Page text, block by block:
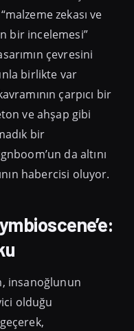
zekası ve
bir incelemesi”
çevresini
birlikte var
çarpıcı bir
ve ahşap gibi
bir
da altını
habercisi oluyor.
insanoğlunun
olduğu